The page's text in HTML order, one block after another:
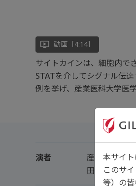
ondemand_video 動画［4:14］
サイトカインは、細胞内で
STATを介してシグナル伝
例を挙げ、産業医科大学医
演者
産業医科大
田中 良哉 先
本サイ
このサ
等）の皆